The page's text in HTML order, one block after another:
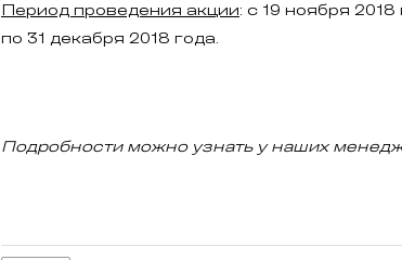
Период проведения акции: с 19 ноября 2018
по 31 декабря 2018 года.
Подробности можно узнать у наших